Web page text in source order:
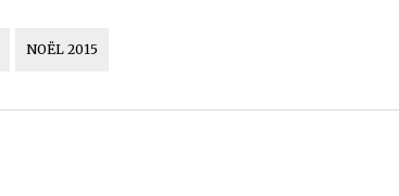
NOËL 2015